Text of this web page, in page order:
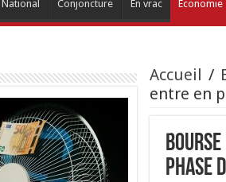
National Conjoncture En vrac Economie
Accueil /
entre en
phase